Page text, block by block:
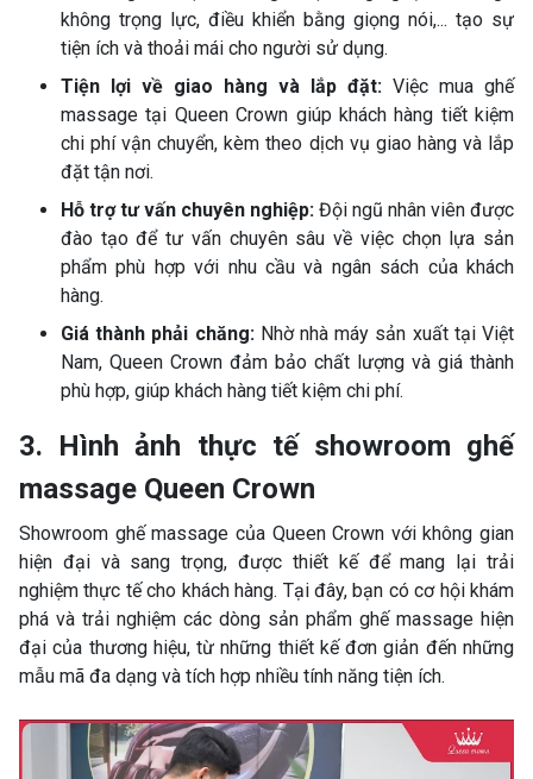
không trọng lực, điều khiển bằng giọng nói,... tạo sự
tiện ích và thoải mái cho người sử dụng.
Tiện lợi về giao hàng và lắp đặt: Việc mua ghế
massage tại Queen Crown giúp khách hàng tiết kiệm
chi phí vận chuyển, kèm theo dịch vụ giao hàng và lắp
đặt tận nơi.
Hỗ trợ tư vấn chuyên nghiệp: Đội ngũ nhân viên được
đào tạo để tư vấn chuyên sâu về việc chọn lựa sản
phẩm phù hợp với nhu cầu và ngân sách của khách
hàng.
Giá thành phải chăng: Nhờ nhà máy sản xuất tại Việt
Nam, Queen Crown đảm bảo chất lượng và giá thành
phù hợp, giúp khách hàng tiết kiệm chi phí.
3. Hình ảnh thực tế showroom ghế
massage Queen Crown
Showroom ghế massage của Queen Crown với không gian
hiện đại và sang trọng, được thiết kế để mang lại trải
nghiệm thực tế cho khách hàng. Tại đây, bạn có cơ hội khám
phá và trải nghiệm các dòng sản phẩm ghế massage hiện
đại của thương hiệu, từ những thiết kế đơn giản đến những
mẫu mã đa dạng và tích hợp nhiều tính năng tiện ích.